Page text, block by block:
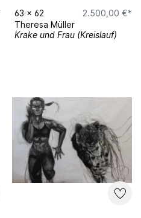
63 x 62
2.500,00 €*
Theresa Müller
Krake und Frau (Kreislauf)